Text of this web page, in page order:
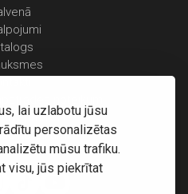
lai uzlabotu jūsu
personalizētas
mūsu trafiku.
visu, jūs piekrītat
apmaksa
noteikumi